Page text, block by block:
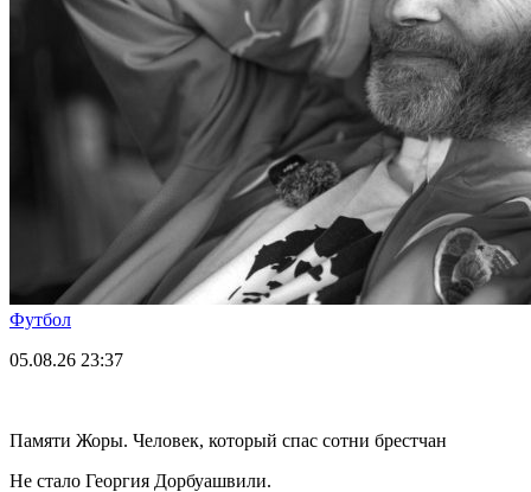
Футбол
05.08.26 23:37
Памяти Жоры. Человек, который спас сотни брестчан
Не стало Георгия Дорбуашвили.